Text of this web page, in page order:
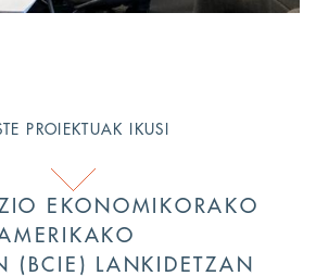
PROIEKTUAK IKUSI
EKONOMIKORAKO
(BCIE) LANKIDETZAN